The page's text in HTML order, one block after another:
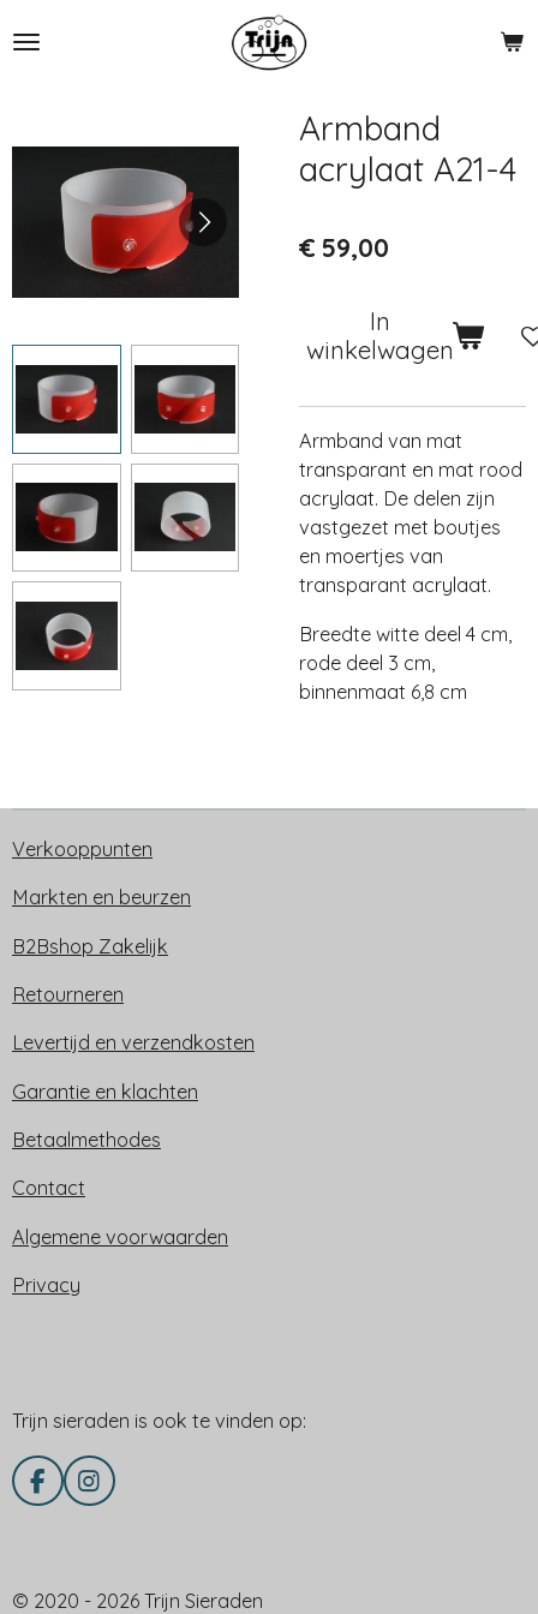
direct
Armband
acrylaat A21-4
€ 59,00
In
winkelwagen
Armband van mat
transparant en mat rood
acrylaat. De delen zijn
vastgezet met boutjes
en moertjes van
transparant acrylaat.
Breedte witte deel 4 cm,
rode deel 3 cm,
binnenmaat 6,8 cm
Verkooppunten
Markten en beurzen
B2Bshop Zakelijk
Retourneren
Levertijd en verzendkosten
Garantie en klachten
Betaalmethodes
Contact
Algemene voorwaarden
Privacy
Trijn sieraden is ook te vinden op:
F
a
o
I
n
g
© 2020 - 2026 Trijn Sieraden